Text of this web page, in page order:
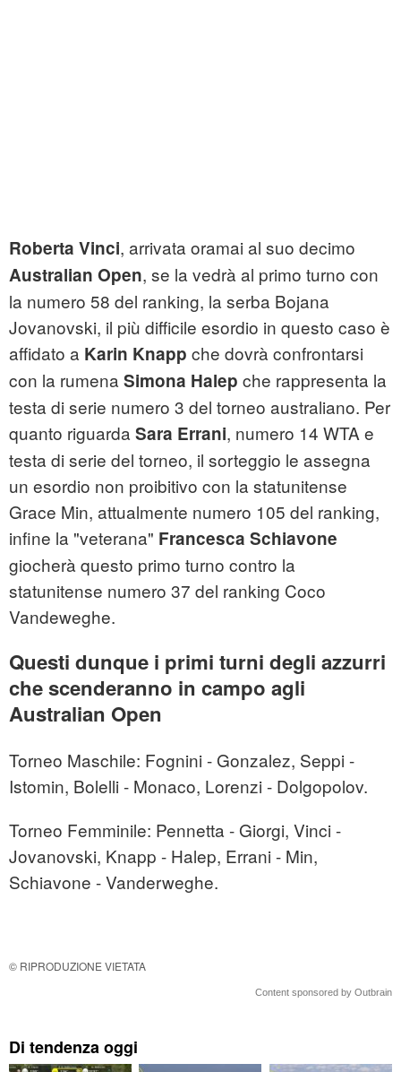
Roberta Vinci, arrivata oramai al suo decimo
Australian Open, se la vedrà al primo turno con
la numero 58 del ranking, la serba Bojana
Jovanovski, il più difficile esordio in questo caso è
affidato a Karin Knapp che dovrà confrontarsi
con la rumena Simona Halep che rappresenta la
testa di serie numero 3 del torneo australiano. Per
quanto riguarda Sara Errani, numero 14 WTA e
testa di serie del torneo, il sorteggio le assegna
un esordio non proibitivo con la statunitense
Grace Min, attualmente numero 105 del ranking,
infine la "veterana" Francesca Schiavone
giocherà questo primo turno contro la
statunitense numero 37 del ranking Coco
Vandeweghe.
Questi dunque i primi turni degli azzurri
che scenderanno in campo agli
Australian Open
Torneo Maschile: Fognini - Gonzalez, Seppi -
Istomin, Bolelli - Monaco, Lorenzi - Dolgopolov.
Torneo Femminile: Pennetta - Giorgi, Vinci -
Jovanovski, Knapp - Halep, Errani - Min,
Schiavone - Vanderweghe.
© RIPRODUZIONE VIETATA
Content sponsored by Outbrain
Di tendenza oggi